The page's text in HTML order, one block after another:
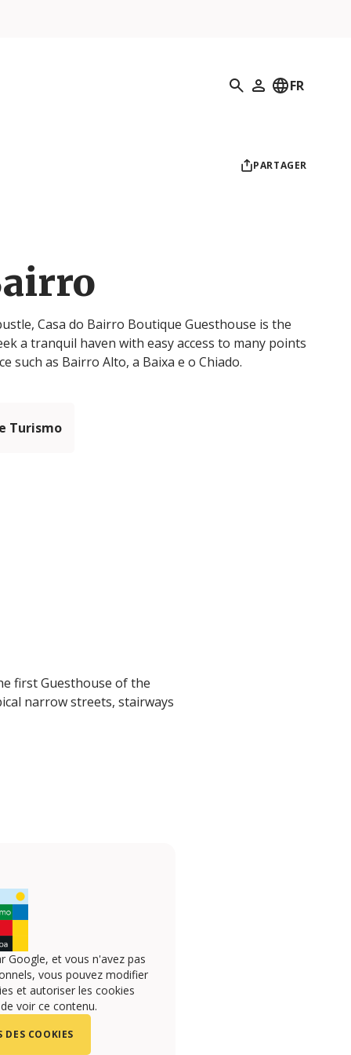
Recherche
Mon profil
FR
PARTAGER
Casa do Bairro Boutique Guesthouse is the
a tranquil haven with easy access to many points
such as Bairro Alto, a Baixa e o Chiado.
Turismo
first Guesthouse of the
narrow streets, stairways
Google, et vous n'avez pas
vous pouvez modifier
et autoriser les cookies
voir ce contenu.
DES COOKIES